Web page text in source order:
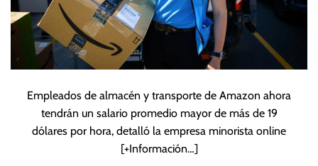
Empleados de almacén y transporte de Amazon ahora
tendrán un salario promedio mayor de más de 19
dólares por hora, detalló la empresa minorista online
[+Información…]